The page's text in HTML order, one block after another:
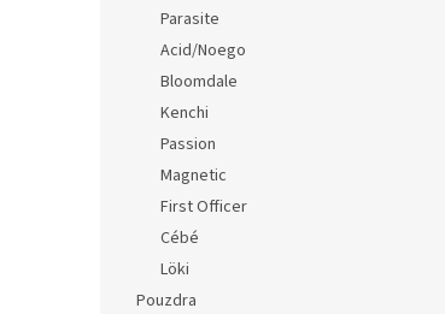
Parasite
Acid/Noego
Bloomdale
Kenchi
Passion
Magnetic
First Officer
Cébé
Löki
Pouzdra